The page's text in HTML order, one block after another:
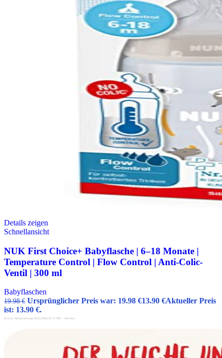
Details zeigen
Schnellansicht
NUK First Choice+ Babyflasche | 6–18 Monate |
Temperature Control | Flow Control | Anti-Colic-
Ventil | 300 ml
Babyflaschen
19.98€ Ursprünglicher Preis war: 19.98 €13.90 €Aktueller Preis
ist: 13.90 €.
(Letzte Aktualisierung 03/21/2026 01:51 PST - Details)